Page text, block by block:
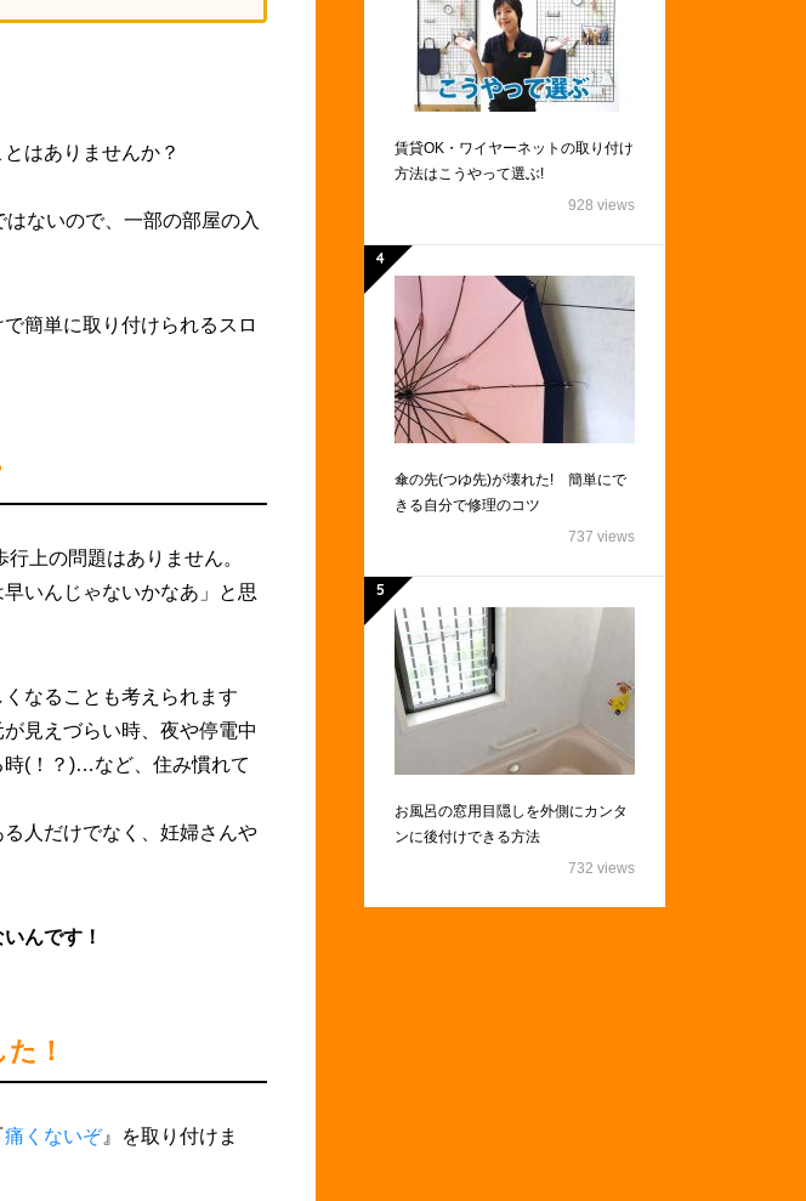
はありませんか？
ないので、一部の部屋の入
簡単に取り付けられるスロ
上の問題はありません。
いんじゃないかなあ」と思
なることも考えられます
見えづらい時、夜や停電中
(！？)…など、住み慣れて
人だけでなく、妊婦さんや
んです！
！
痛くないぞ』を取り付けま
賃貸OK・ワイヤーネットの取り付け
方法はこうやって選ぶ!
928 views
傘の先(つゆ先)が壊れた! 簡単にで
きる自分で修理のコツ
737 views
お風呂の窓用目隠しを外側にカンタ
ンに後付けできる方法
732 views